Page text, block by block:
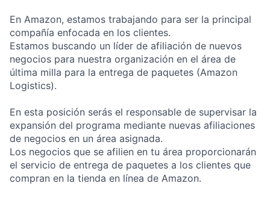
En Amazon, estamos trabajando para ser la principal
compañía enfocada en los clientes.
Estamos buscando un líder de afiliación de nuevos
negocios para nuestra organización en el área de
última milla para la entrega de paquetes (Amazon
Logistics).
En esta posición serás el responsable de supervisar la
expansión del programa mediante nuevas afiliaciones
de negocios en un área asignada.
Los negocios que se afilien en tu área proporcionarán
el servicio de entrega de paquetes a los clientes que
compran en la tienda en línea de Amazon.